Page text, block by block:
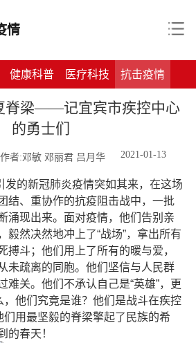
情
健康科普 医疗科技 抗击疫情
脊梁——记宜宾市疾控中心
的勇士们
作者:邓敏 邓丽君 吕月华 2021-01-13
发的新冠肺炎疫情突如其来，在这场
结、重协作的抗疫阻击战中，一批
涌现出来。面对疫情，他们告别亲
毅然决然地冲上了“战场”，拿出所有
搏斗；他们用上了所有的暖与爱，
未疏离的同胞。他们坚信与人民群
难关。他们不承认自己是“英雄”，更
，他们究竟是谁？他们是战斗在疾控
们用最坚毅的脊梁擎起了民族的希
的春天！